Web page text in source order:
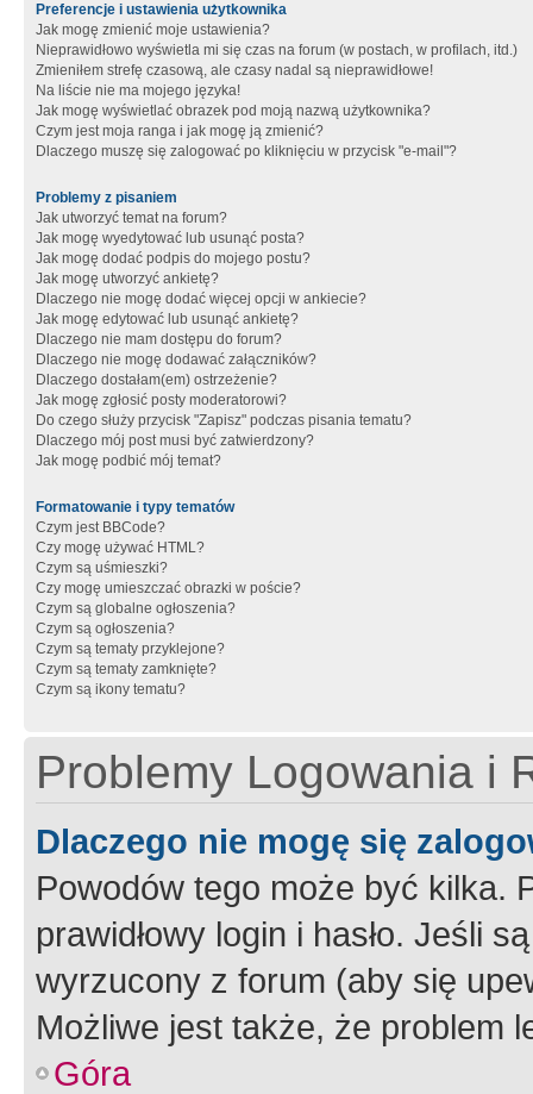
Preferencje i ustawienia użytkownika
Jak mogę zmienić moje ustawienia?
Nieprawidłowo wyświetla mi się czas na forum (w postach, w profilach, itd.)
Zmieniłem strefę czasową, ale czasy nadal są nieprawidłowe!
Na liście nie ma mojego języka!
Jak mogę wyświetlać obrazek pod moją nazwą użytkownika?
Czym jest moja ranga i jak mogę ją zmienić?
Dlaczego muszę się zalogować po kliknięciu w przycisk "e-mail"?
Problemy z pisaniem
Jak utworzyć temat na forum?
Jak mogę wyedytować lub usunąć posta?
Jak mogę dodać podpis do mojego postu?
Jak mogę utworzyć ankietę?
Dlaczego nie mogę dodać więcej opcji w ankiecie?
Jak mogę edytować lub usunąć ankietę?
Dlaczego nie mam dostępu do forum?
Dlaczego nie mogę dodawać załączników?
Dlaczego dostałam(em) ostrzeżenie?
Jak mogę zgłosić posty moderatorowi?
Do czego służy przycisk "Zapisz" podczas pisania tematu?
Dlaczego mój post musi być zatwierdzony?
Jak mogę podbić mój temat?
Formatowanie i typy tematów
Czym jest BBCode?
Czy mogę używać HTML?
Czym są uśmieszki?
Czy mogę umieszczać obrazki w poście?
Czym są globalne ogłoszenia?
Czym są ogłoszenia?
Czym są tematy przyklejone?
Czym są tematy zamknięte?
Czym są ikony tematu?
Problemy Logowania i
Dlaczego nie mogę się
Powodów tego może być kilka.
prawidłowy login i hasło. Jeśli
wyrzucony z forum (aby się
Możliwe jest także, że problem
Góra